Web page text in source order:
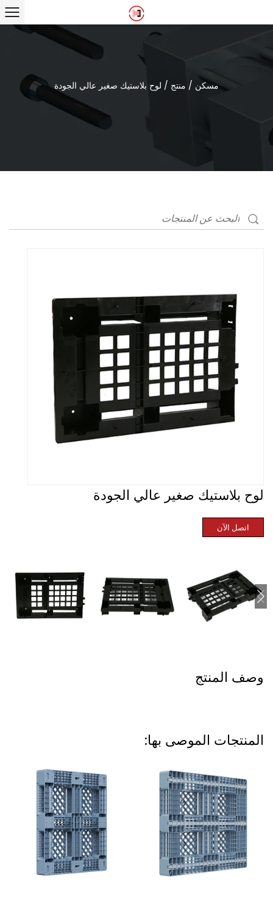
مسكن / منتج / لوح بلاستيك صغير عالي الجودة
لوح بلاستيك صغير عالي الجودة
اتصل الآن
وصف المنتج
المنتجات الموصى بها: